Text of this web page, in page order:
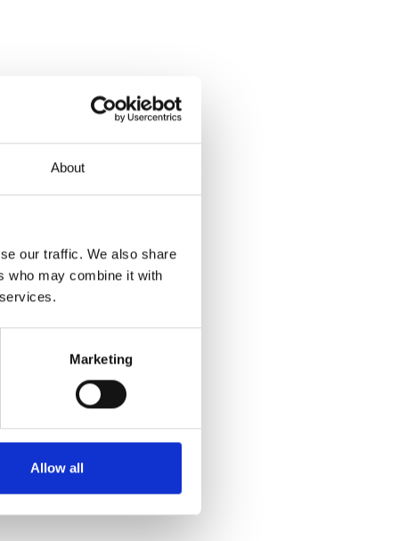
About
our traffic. We also share
who may combine it with
Marketing
Allow all